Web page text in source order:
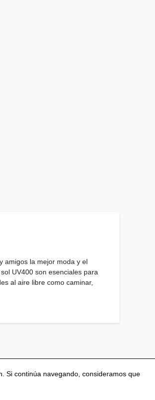
amigos la mejor moda y el
UV400 son esenciales para
al aire libre como caminar,
Si continúa navegando, consideramos que